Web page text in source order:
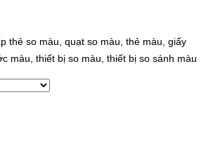
thẻ so màu, quạt so màu, thẻ màu, giấy
màu, thiết bị so màu, thiết bị so sánh màu